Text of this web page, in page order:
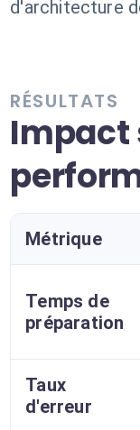
d'architecture
RÉSULTATS
Impact
Métrique
Temps de
préparation
Taux
d'erreur